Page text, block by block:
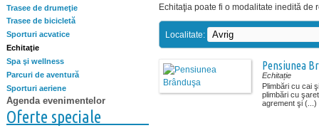
Trasee de drumeţie
Trasee de bicicletă
Sporturi acvatice
Echitaţie
Spa şi wellness
Parcuri de aventură
Sporturi aeriene
Agenda evenimentelor
Oferte speciale
Echitaţia poate fi o modalitate inedită
Localitate:
Pensiunea
Echitație
Plimbări cu cai
plimbări cu
agrement şi (...)